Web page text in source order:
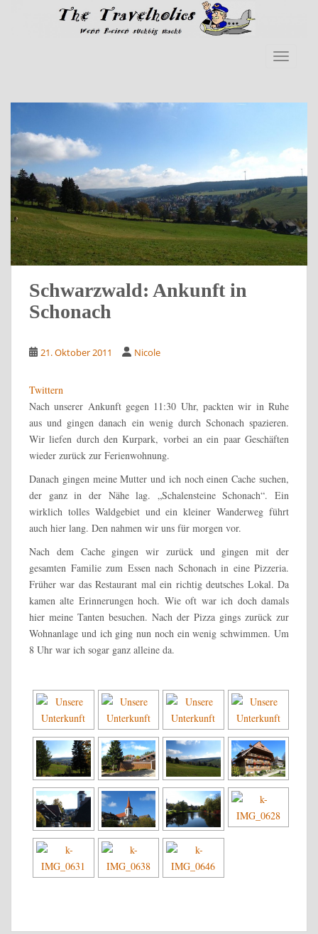
Skip to main content
Schwarzwald: Ankunft in
Schonach
21. Oktober 2011 Nicole
Twittern
Nach unserer Ankunft gegen 11:30 Uhr, packten wir in Ruhe
aus und gingen danach ein wenig durch Schonach spazieren.
Wir liefen durch den Kurpark, vorbei an ein paar Geschäften
wieder zurück zur Ferienwohnung.
Danach gingen meine Mutter und ich noch einen Cache suchen,
der ganz in der Nähe lag. „Schalensteine Schonach“. Ein
wirklich tolles Waldgebiet und ein kleiner Wanderweg führt
auch hier lang. Den nahmen wir uns für morgen vor.
Nach dem Cache gingen wir zurück und gingen mit der
gesamten Familie zum Essen nach Schonach in eine Pizzeria.
Früher war das Restaurant mal ein richtig deutsches Lokal. Da
kamen alte Erinnerungen hoch. Wie oft war ich doch damals
hier meine Tanten besuchen. Nach der Pizza gings zurück zur
Wohnanlage und ich ging nun noch ein wenig schwimmen. Um
8 Uhr war ich sogar ganz alleine da.